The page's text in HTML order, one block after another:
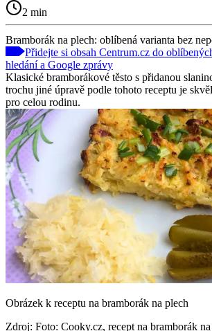
2 min
Bramborák na plech: oblíbená varianta bez
Přidejte si obsah Centrum.cz do
hledání a Google zprávy
Klasické bramborákové těsto s přidanou
trochu jiné úpravě podle tohoto receptu je
pro celou rodinu.
Obrázek k receptu na bramborák na plech
Zdroj: Foto: Cooky.cz, recept na bramborák